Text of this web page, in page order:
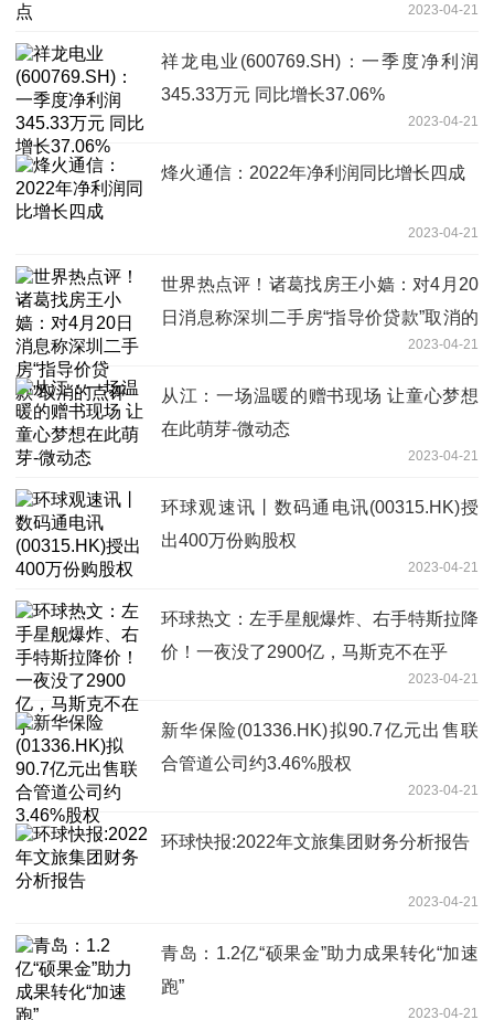
2023-04-21
祥龙电业(600769.SH)：一季度净利润
345.33万元 同比增长37.06%
2023-04-21
烽火通信：2022年净利润同比增长四成
2023-04-21
世界热点评！诸葛找房王小嫱：对4月20
日消息称深圳二手房“指导价贷款”取消的
2023-04-21
从江：一场温暖的赠书现场 让童心梦想
在此萌芽-微动态
2023-04-21
环球观速讯丨数码通电讯(00315.HK)授
出400万份购股权
2023-04-21
环球热文：左手星舰爆炸、右手特斯拉降
价！一夜没了2900亿，马斯克不在乎
2023-04-21
新华保险(01336.HK)拟90.7亿元出售联
合管道公司约3.46%股权
2023-04-21
环球快报:2022年文旅集团财务分析报告
2023-04-21
青岛：1.2亿“硕果金”助力成果转化“加速
跑”
2023-04-21